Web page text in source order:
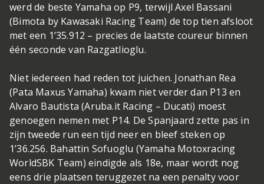
werd de beste Yamaha op P9, terwijl Axel Bassani
(Bimota by Kawasaki Racing Team) de top tien afsloot
met een 1’35.912 – precies de laatste coureur binnen
één seconde van Razgatlioglu.
Niet iedereen had reden tot juichen. Jonathan Rea
(Pata Maxus Yamaha) kwam niet verder dan P13 en
Alvaro Bautista (Aruba.it Racing – Ducati) moest
genoegen nemen met P14. De Spanjaard zette pas in
zijn tweede run een tijd neer en bleef steken op
1’36.256. Bahattin Sofuoglu (Yamaha Motoxracing
WorldSBK Team) eindigde als 18e, maar wordt nog
eens drie plaatsen teruggezet na een penalty voor